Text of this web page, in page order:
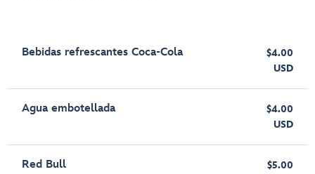
Bebidas refrescantes Coca-Cola
$4.00
USD
Agua embotellada
$4.00
USD
Red Bull
$5.00